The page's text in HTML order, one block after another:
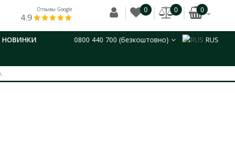
Отзывы Google
4.9
0 0 0
НОВИНКИ
0800 440 700 (безкоштовно) RUS